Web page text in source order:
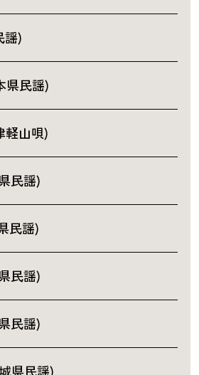
謡)
県民謡)
軽山唄)
民謡)
民謡)
民謡)
民謡)
県民謡)